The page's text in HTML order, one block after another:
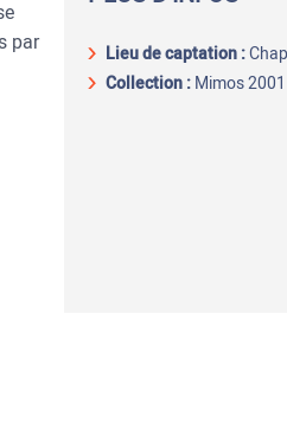
par
Lieu de captation:
Collection :Mimos 2001